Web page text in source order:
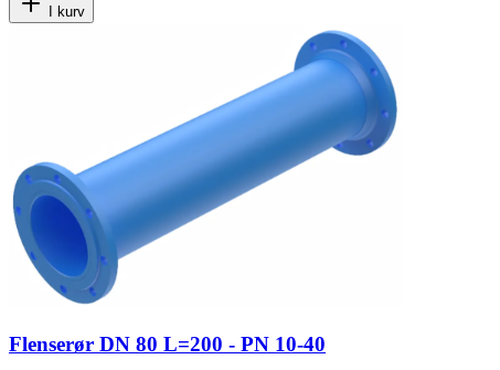
I kurv
Flenserør DN 80 L=200 - PN 10-40